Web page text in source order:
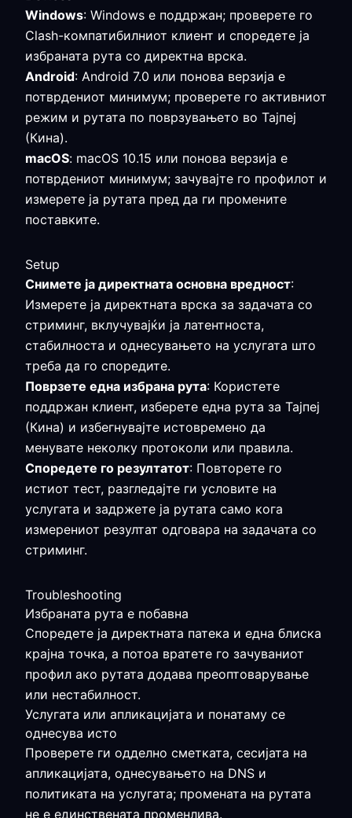
Windows: Windows е поддржан; проверете го
Clash-компатибилниот клиент и споредете ја
избраната рута со директна врска.
Android: Android 7.0 или понова верзија е
потврдениот минимум; проверете го активниот
режим и рутата по поврзувањето во Тајпеј
(Кина).
macOS: macOS 10.15 или понова верзија е
потврдениот минимум; зачувајте го профилот и
измерете ја рутата пред да ги промените
поставките.
Setup
Снимете ја директната основна вредност:
Измерете ја директната врска за задачата со
стриминг, вклучувајќи ја латентноста,
стабилноста и однесувањето на услугата што
треба да го споредите.
Поврзете една избрана рута: Користете
поддржан клиент, изберете една рута за Тајпеј
(Кина) и избегнувајте истовремено да
менувате неколку протоколи или правила.
Споредете го резултатот: Повторете го
истиот тест, разгледајте ги условите на
услугата и задржете ја рутата само кога
измерениот резултат одговара на задачата со
стриминг.
Troubleshooting
Избраната рута е побавна
Споредете ја директната патека и една блиска
крајна точка, а потоа вратете го зачуваниот
профил ако рутата додава преоптоварување
или нестабилност.
Услугата или апликацијата и понатаму се
однесува исто
Проверете ги одделно сметката, сесијата на
апликацијата, однесувањето на DNS и
политиката на услугата; промената на рутата
не е единствената променлива.